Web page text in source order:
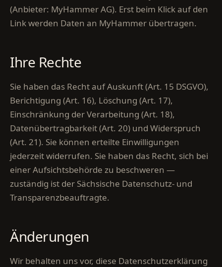
(Anbieter: MyHammer AG). Erst beim Klick auf den
Link werden Daten an MyHammer übertragen.
Ihre Rechte
Sie haben das Recht auf Auskunft (Art. 15 DSGVO),
Berichtigung (Art. 16), Löschung (Art. 17),
Einschränkung der Verarbeitung (Art. 18),
Datenübertragbarkeit (Art. 20) und Widerspruch
(Art. 21). Sie können erteilte Einwilligungen
jederzeit widerrufen. Sie haben das Recht, sich bei
einer Aufsichtsbehörde zu beschweren —
zuständig ist der Sächsische Datenschutz- und
Transparenzbeauftragte.
Änderungen
Wir behalten uns vor, diese Datenschutzerklärung